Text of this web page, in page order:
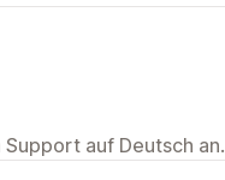
auf Deutsch an.